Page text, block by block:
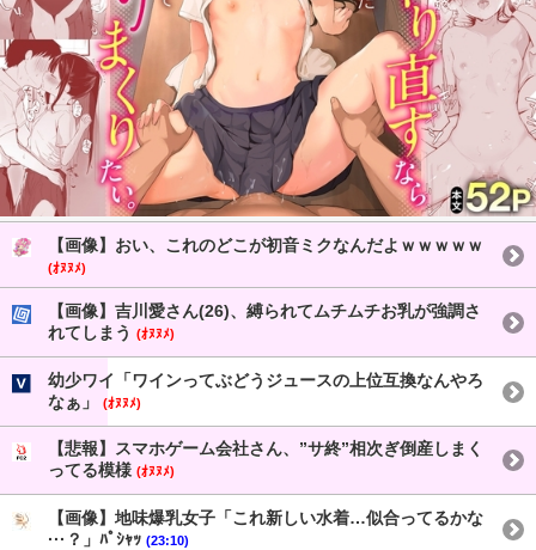
【画像】おい、これのどこが初音ミクなんだよｗｗｗｗｗ
(ｵﾇﾇﾒ)
【画像】吉川愛さん(26)、縛られてムチムチお乳が強調さ
れてしまう (ｵﾇﾇﾒ)
幼少ワイ「ワインってぶどうジュースの上位互換なんやろ
なぁ」
(ｵﾇﾇﾒ)
【悲報】スマホゲーム会社さん、”サ終”相次ぎ倒産しまく
ってる模様 (ｵﾇﾇﾒ)
【画像】地味爆乳女子「これ新しい水着…似合ってるかな
···？」ﾊﾟｼｬｯ (23:10)